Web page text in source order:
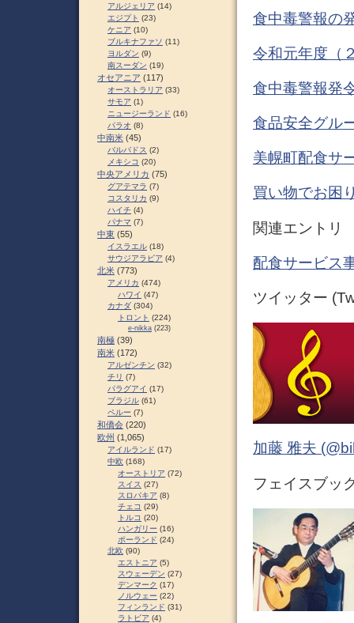
食中毒警報の
令和元年度（
食中毒警報発
食品安全グル
美幌町配食サ
買い物でお困
関連エントリ
配食サービス
ツイッター
加藤 雅夫
フェイスブッ
アルジェリア (14)
エジプト (23)
ケニア (10)
ブルキナファソ (11)
ヨルダン (9)
南スーダン (19)
オセアニア (117)
オーストラリア (33)
サモア (1)
ニュージーランド (16)
パラオ (8)
中南米 (45)
バルバドス (2)
メキシコ (20)
中央アメリカ (75)
グアテマラ (7)
コスタリカ (9)
ハイチ (4)
パナマ (7)
中東 (55)
イスラエル (18)
サウジアラビア (4)
北米 (773)
アメリカ (474)
ハワイ (47)
カナダ (304)
トロント (224)
e-nikka (223)
南極 (39)
南米 (172)
アルゼンチン (32)
チリ (7)
パラグアイ (17)
ブラジル (61)
ペルー (7)
和僑会 (220)
欧州 (1,065)
アイルランド (17)
中欧 (168)
オーストリア (72)
スイス (27)
スロパキア (8)
チェコ (29)
トルコ (20)
ハンガリー (16)
ポーランド (24)
北欧 (90)
エストニア (5)
スウェーデン (27)
デンマーク (17)
ノルウェー (22)
フィンランド (31)
ラトビア (4)